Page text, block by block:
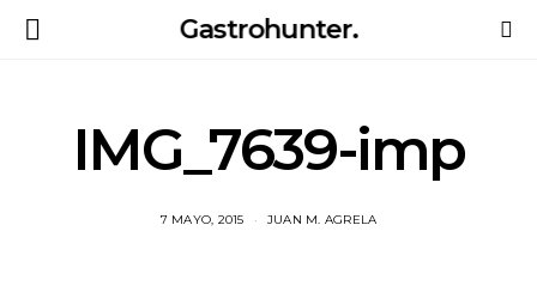
Gastrohunter.
IMG_7639-imp
7 MAYO, 2015 JUAN M. AGRELA